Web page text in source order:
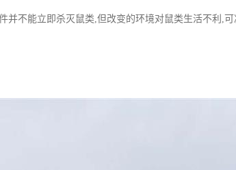
并不能立即杀灭鼠类,但改变的环境对鼠类生活不利,可